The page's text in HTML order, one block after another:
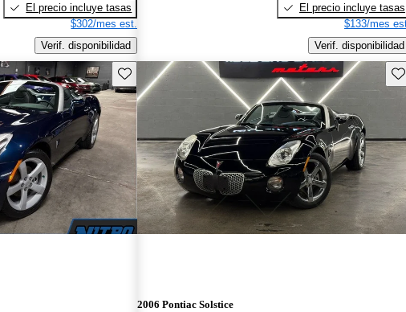
El precio incluye tasas
$302/mes est.
Verif. disponibilidad
El precio incluye tasas
$133/mes
Verif. disponibilidad
Guarda este Aviso
2006 Pontiac Solstice